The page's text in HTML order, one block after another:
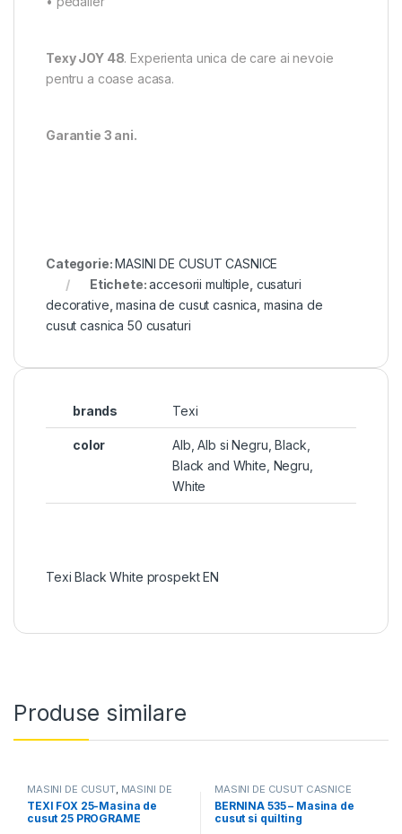
Texy JOY 48. Experienta unica de care ai nevoie
pentru a coase acasa.
Garantie 3 ani.
Categorie:MASINI DE CUSUT CASNICE
Etichete:accesorii multiple cusaturi
decorative ,masina de cusut casnica masina de
cusut casnica 50 cusaturi
brands Texi
color
Alb, Alb si Negru, Black,
Black and White, Negru,
White
Texi Black White prospekt EN
Produse similare
MASINI DE CUSUT, MASINI DE
CUSUT CASNICE
TEXI FOX 25-Masina de
cusut 25 PROGRAME
MASINI DE CUSUT CASNICE
BERNINA 535 – Masina de
cusut si quilting